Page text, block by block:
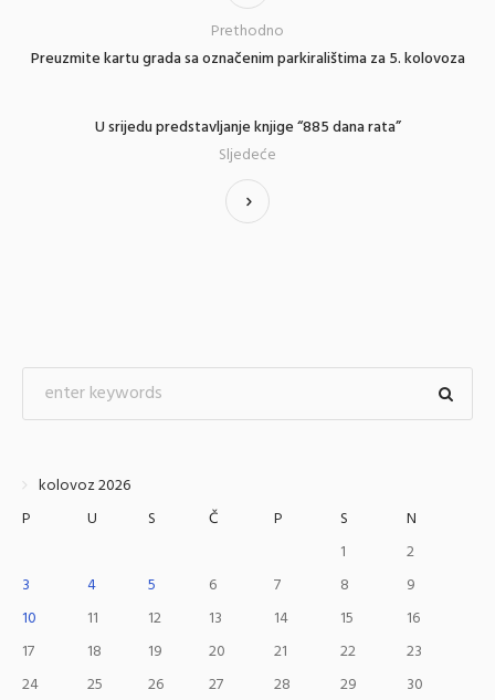
Preuzmite kartu grada sa označenim parkiralištima za 5. kolovoza
Prethodno
U srijedu predstavljanje knjige “885 dana rata”
Sljedeće
kolovoz 2026
P
U S Č P S
N
1
2
3
4 5 6 7 8
9
10
11 12 13 14 15
16
17
18 19 20 21 22
23
24
25 26 27 28 29
30